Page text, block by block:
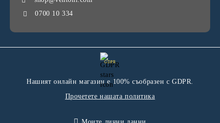
0700 10 334
GDPR
Нашият онлайн магазин е 100% съобразен с GDPR.
Прочетете нашата политика